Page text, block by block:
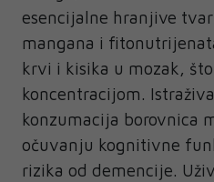
esencijalne hranjive
mangana i
krvi i kisika u mozak,
koncentracijom.
konzumacija borovnica
očuvanju kognitivne
rizika od demencije.